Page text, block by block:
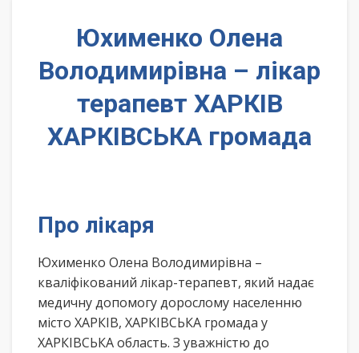
Юхименко Олена
Володимирівна – лікар
терапевт ХАРКІВ
ХАРКІВСЬКА громада
Про лікаря
Юхименко Олена Володимирівна –
кваліфікований лікар-терапевт, який надає
медичну допомогу дорослому населенню
місто ХАРКІВ, ХАРКІВСЬКА громада у
ХАРКІВСЬКА область. З уважністю до